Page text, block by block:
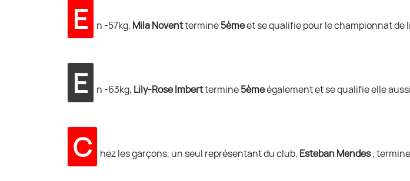
E n -57kg, Mila Noventtermine5èmeet se qualifie pour le championnat de
E n -63kg, Lily-Rose Imberttermine5èmeégalement et se qualifie elle
C hez les garçons, un seul représentant du club, Esteban Mendes,